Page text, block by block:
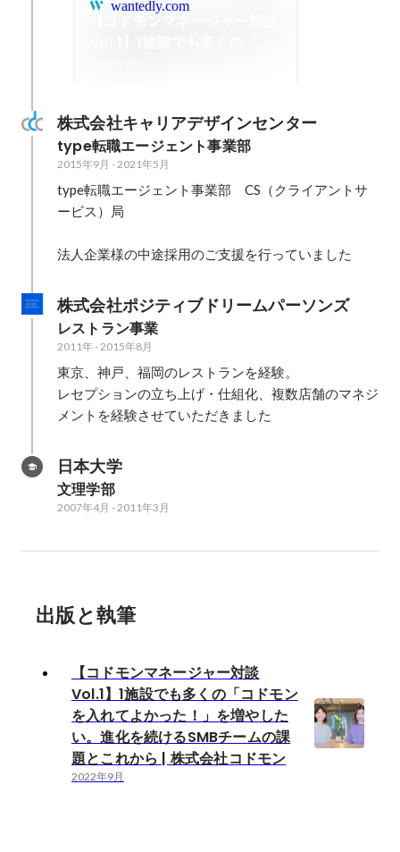
wantedly.com
| 株式会社コドモン
株式会社キャリアデザインセンター
type転職エージェント事業部
2015年9月 -2021年5月
type転職エージェント事業部　CS（クライアントサ
ービス）局
法人企業様の中途採用のご支援を行っていました
株式会社ポジティブドリームパーソンズ
レストラン事業
2011年-2015年8月
東京、神戸、福岡のレストランを経験。
レセプションの立ち上げ・仕組化、複数店舗のマネジ
メントを経験させていただきました
日本大学
文理学部
2007年4月 -2011年3月
出版と執筆
【コドモンマネージャー対談
Vol.1】1施設でも多くの「コドモン
を入れてよかった！」を増やした
い。進化を続けるSMBチームの課
題とこれから | 株式会社コドモン
2022年9月